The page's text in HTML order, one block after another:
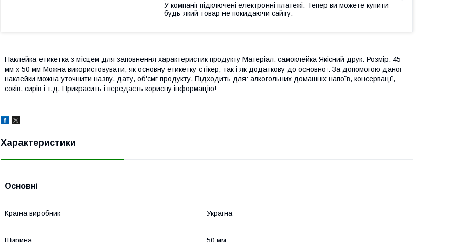
У компанії підключені електронні платежі. Тепер ви можете купити
будь-який товар не покидаючи сайту.
Наклейка-етикетка з місцем для заповнення характеристик продукту Матеріал: самоклейка Якісний друк. Розмір: 45
мм х 50 мм Можна використовувати, як основну етикетку-стікер, так і як додаткову до основної. За допомогою даної
наклейки можна уточнити назву, дату, об'ємг продукту. Підходить для: алкогольних домашніх напоїв, консервації,
соків, сирів і т.д. Прикрасить і передасть корисну інформацію!
Характеристики
Основні
Країна виробник Україна
Ширина 50 мм